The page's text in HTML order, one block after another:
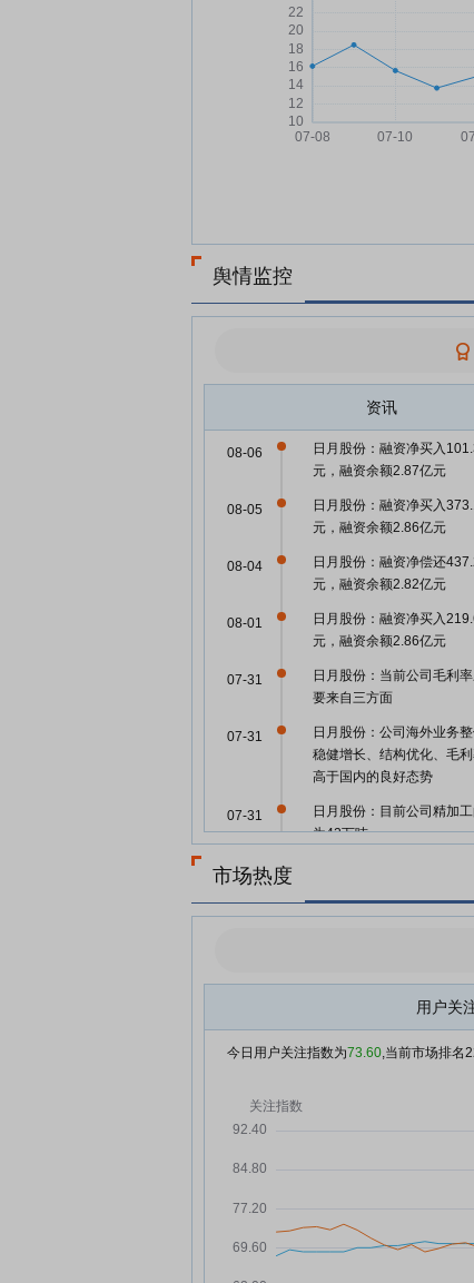
舆情监控
资讯
日月股份：融资净买入
元，融资余额2.87亿元
08-06
日月股份：融资净买入
元，融资余额2.86亿元
08-05
日月股份：融资净偿还
元，融资余额2.82亿元
08-04
日月股份：融资净买入
元，融资余额2.86亿元
08-01
日月股份：当前公司毛利
要来自三方面
07-31
日月股份：公司海外业务
稳健增长、结构优化、毛
高于国内的良好态势
07-31
日月股份：目前公司精加
为42万吨
07-31
安装调试等环节
07-31
日月股份：融资净偿还
元，融资余额2.84亿元
日月股份：关于董事会延
07-30
日月股份：融资净偿还
元，融资余额2.89亿元
市场热度
用户关
今日用户关注指数为73.60,当前市场排名